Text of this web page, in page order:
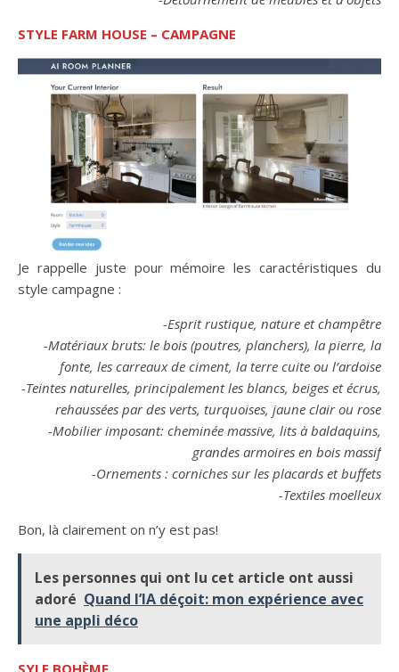
STYLE FARM HOUSE – CAMPAGNE
Je rappelle juste pour mémoire les caractéristiques du
style campagne :
-Esprit rustique, nature et champêtre
-Matériaux bruts: le bois (poutres, planchers), la pierre, la
fonte, les carreaux de ciment, la terre cuite ou l’ardoise
-Teintes naturelles, principalement les blancs, beiges et écrus,
rehaussées par des verts, turquoises, jaune clair ou rose
-Mobilier imposant: cheminée massive, lits à baldaquins,
grandes armoires en bois massif
-Ornements : corniches sur les placards et buffets
-Textiles moelleux
Bon, là clairement on n’y est pas!
Les personnes qui ont lu cet article ont aussi
adoré Quand l’IA déçoit: mon expérience avec
une appli déco
SYLE BOHÈME